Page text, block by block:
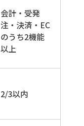
会計・受発
注・決済・EC
のうち2機能
以上
2/3以内